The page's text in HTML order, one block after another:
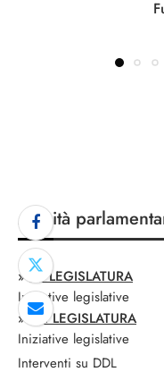
Attività
»XII LEGISLATURA
Iniziative legislative
»XIII LEGISLATURA
Iniziative legislative
Interventi su DDL